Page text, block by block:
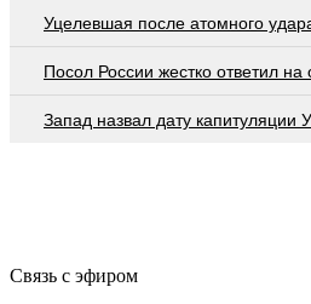
Уцелевшая после атомного
Посол России жестко ответил
Запад назвал дату капитуляции
Связь с эфиром